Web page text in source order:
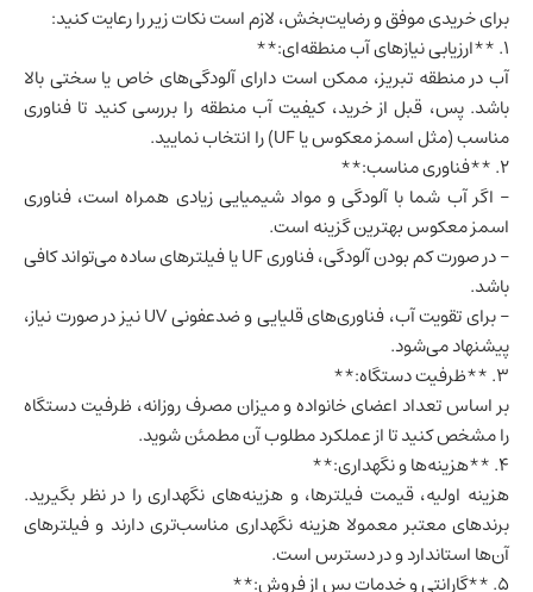
برای خریدی موفق و رضایت‌بخش، لازم است نکات زیر را رعایت کنید:
1. **ارزیابی نیازهای آب منطقه‌ای:**
آب در منطقه تبریز، ممکن است دارای آلودگی‌های خاص یا سختی بالا
باشد. پس، قبل از خرید، کیفیت آب منطقه را بررسی کنید تا فناوری
مناسب (مثل اسمز معکوس یا UF) را انتخاب نمایید.
2. **فناوری مناسب:**
– اگر آب شما با آلودگی و مواد شیمیایی زیادی همراه است، فناوری
اسمز معکوس بهترین گزینه است.
– در صورت کم بودن آلودگی، فناوری UF یا فیلترهای ساده می‌تواند کافی
باشد.
– برای تقویت آب، فناوری‌های قلیایی و ضدعفونی UV نیز در صورت نیاز،
پیشنهاد می‌شود.
3. **ظرفیت دستگاه:**
بر اساس تعداد اعضای خانواده و میزان مصرف روزانه، ظرفیت دستگاه
را مشخص کنید تا از عملکرد مطلوب آن مطمئن شوید.
4. **هزینه‌ها و نگهداری:**
هزینه اولیه، قیمت فیلترها، و هزینه‌های نگهداری را در نظر بگیرید.
برندهای معتبر معمولا هزینه نگهداری مناسب‌تری دارند و فیلترهای
آن‌ها استاندارد و در دسترس است.
5. **گارانتی و خدمات پس از فروش:**